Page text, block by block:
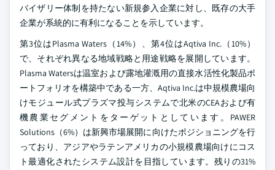
バイザリー体制を持たない新規参入企業に対し、既存の大手
企業が系統的に有利になることを示しています。
第3位はPlasma Waters（14%）、第4位はAqtiva Inc.（10%）
で、それぞれ異なる地域戦略と用途戦略を展開しています。
Plasma Watersは温室および露地灌漑用の直接水活性化製品ポ
ートフォリオを構築中である一方、Aqtiva Inc.は中規模農場向
けモジュール式プラズマ投与システムで北米のCEAおよび有
機農業セグメントをターゲットとしています。PAWER
Solutions（6%）は新興市場展開に向けたポジショニングを行
っており、アジアやラテンアメリカの小規模農場向けにコス
ト最適化されたシステム設計を目指しています。残りの31%